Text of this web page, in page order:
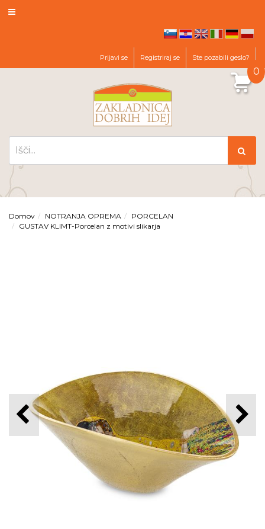
de pl
Prijavi se Registriraj se Ste pozabili geslo?
0
Domov NOTRANJA OPREMA
PORCELAN
GUSTAV KLIMT-Porcelan z motivi slikarja